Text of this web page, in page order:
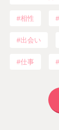
相性
出会い
仕事